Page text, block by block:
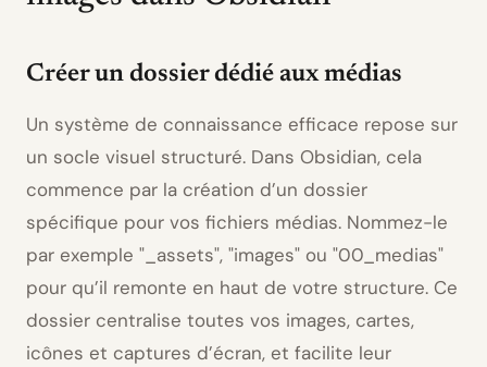
Créer un dossier dédié aux médias
Un système de connaissance efficace repose sur
un socle visuel structuré. Dans Obsidian, cela
commence par la création d’un dossier
spécifique pour vos fichiers médias. Nommez-le
par exemple
_assets , images ou 00_medias
pour qu’il remonte en haut de votre structure. Ce
dossier centralise toutes vos images, cartes,
icônes et captures d’écran, et facilite leur